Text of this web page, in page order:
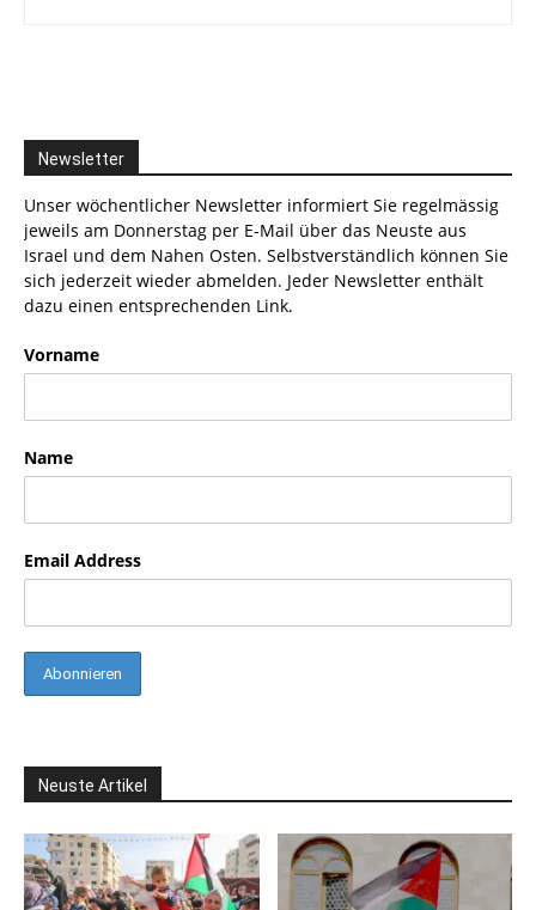
Newsletter
Unser wöchentlicher Newsletter informiert Sie regelmässig
jeweils am Donnerstag per E-Mail über das Neuste aus
Israel und dem Nahen Osten. Selbstverständlich können Sie
sich jederzeit wieder abmelden. Jeder Newsletter enthält
dazu einen entsprechenden Link.
Vorname
Name
Email Address
Neuste Artikel